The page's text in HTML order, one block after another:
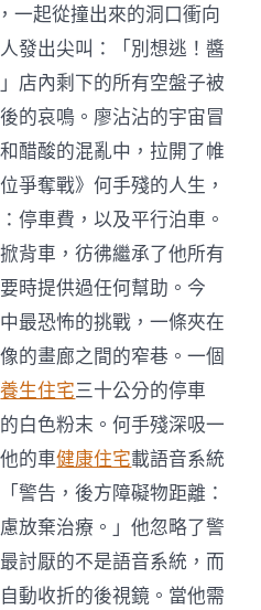
一起從撞出來的洞口衝向
發出尖叫：「別想逃！醬
店內剩下的所有空盤子被
的哀鳴。廖沾沾的宇宙冒
醋酸的混亂中，拉開了帷
爭奪戰》何手殘的人生，
停車費，以及平行泊車。
背車，彷彿繼承了他所有
時提供過任何幫助。今
最恐怖的挑戰，一條夾在
的畫廊之間的窄巷。一個
養生住宅三十公分的停車
白色粉末。何手殘深吸一
的車健康住宅載語音系統
警告，後方障礙物距離：
放棄治療。」他忽略了警
討厭的不是語音系統，而
動收折的後視鏡。當他需